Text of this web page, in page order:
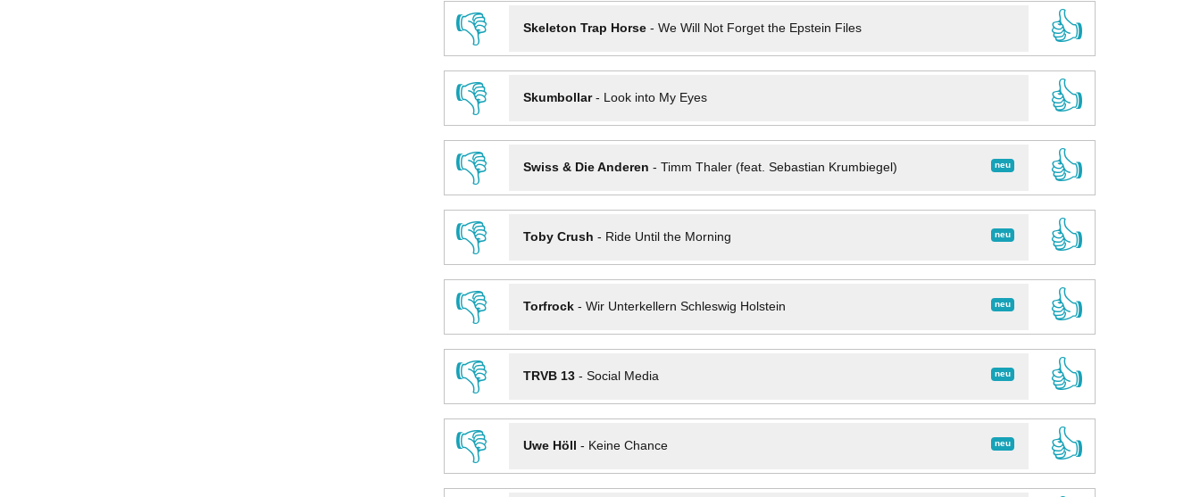
👎
Skeleton Trap Horse- We Will Not Forget the Epstein Files
👍
👎
Skumbollar- Look into My Eyes
👍
👎
neu
Swiss & Die Anderen - Timm Thaler (feat. Sebastian Krumbiegel)
👍
👎
neu
Toby Crush - Ride Until the Morning
👍
👎
neu
Torfrock- Wir Unterkellern Schleswig Holstein
👍
👎
neu
TRVB 13- Social Media
👍
👎
neu
Uwe Höll - Keine Chance
👍